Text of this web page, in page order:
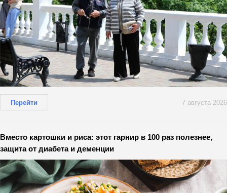
Перейти 7 августа 2026
Вместо картошки и риса: этот гарнир в 100 раз полезнее,
защита от диабета и деменции